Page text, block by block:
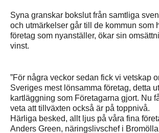
Syna granskar bokslut från samtliga
och utmärkelser går till de kommun som
företag som nyanställer, ökar sin
vinst.
”För några veckor sedan fick vi vetskap
Sveriges mest lönsamma företag, detta
kartläggning som Företagarna gjort. Nu
veta att tillväxten också är på toppnivå.
Härliga besked, allt ljus på våra fina
Anders Green, näringslivschef i